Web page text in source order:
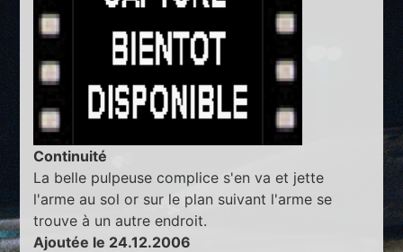
Continuité
La belle pulpeuse complice s'en va et jette
l'arme au sol or sur le plan suivant l'arme se
trouve à un autre endroit.
Ajoutée le 24.12.2006